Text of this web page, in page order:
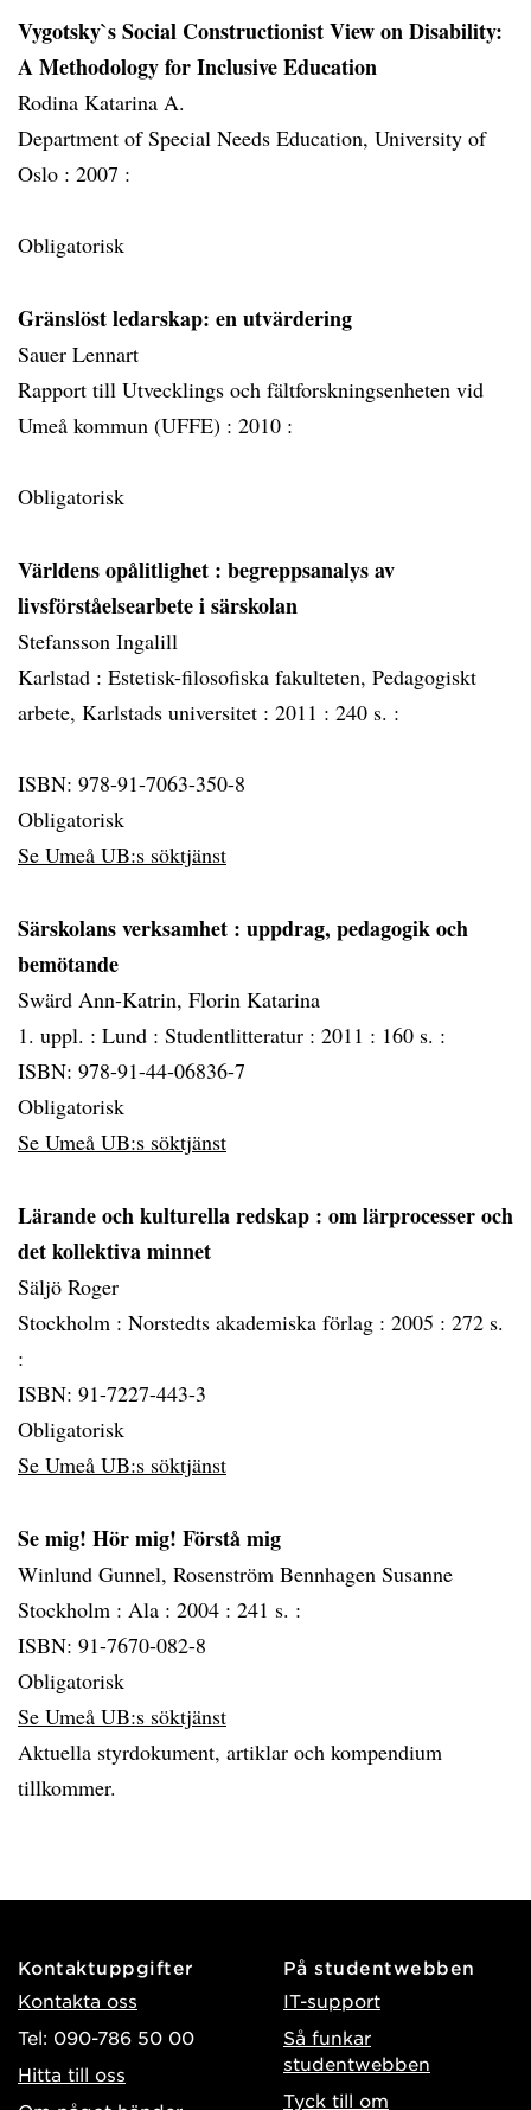
Vygotsky`s Social Constructionist View on Disability:
A Methodology for Inclusive Education
Rodina Katarina A.
Department of Special Needs Education, University of
Oslo : 2007 :
Obligatorisk
Gränslöst ledarskap: en utvärdering
Sauer Lennart
Rapport till Utvecklings och fältforskningsenheten vid
Umeå kommun (UFFE) : 2010 :
Obligatorisk
Världens opålitlighet : begreppsanalys av
livsförståelsearbete i särskolan
Stefansson Ingalill
Karlstad : Estetisk-filosofiska fakulteten, Pedagogiskt
arbete, Karlstads universitet : 2011 : 240 s. :
ISBN: 978-91-7063-350-8
Obligatorisk
Se Umeå UB:s söktjänst
Särskolans verksamhet : uppdrag, pedagogik och
bemötande
Swärd Ann-Katrin, Florin Katarina
1. uppl. : Lund : Studentlitteratur : 2011 : 160 s. :
ISBN: 978-91-44-06836-7
Obligatorisk
Se Umeå UB:s söktjänst
Lärande och kulturella redskap : om lärprocesser och
det kollektiva minnet
Säljö Roger
Stockholm : Norstedts akademiska förlag : 2005 : 272 s.
:
ISBN: 91-7227-443-3
Obligatorisk
Se Umeå UB:s söktjänst
Se mig! Hör mig! Förstå mig
Winlund Gunnel, Rosenström Bennhagen Susanne
Stockholm : Ala : 2004 : 241 s. :
ISBN: 91-7670-082-8
Obligatorisk
Se Umeå UB:s söktjänst
Aktuella styrdokument, artiklar och kompendium
tillkommer.
Kontaktuppgifter
Kontakta oss
Tel: 090-786 50 00
Hitta till oss
På studentwebben
IT-support
Så funkar
studentwebben
Tyck till om